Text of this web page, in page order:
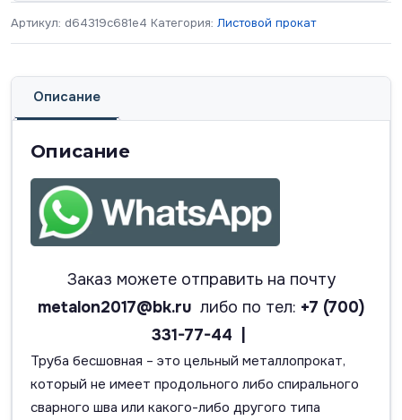
Артикул: d64319c681e4 Категория: Листовой прокат
Описание
Описание
Заказ можете отправить на почту
metalon2017@bk.ru либо по тел: +7 (700)
331-77-44 |
Труба бесшовная – это цельный металлопрокат,
который не имеет продольного либо спирального
сварного шва или какого-либо другого типа